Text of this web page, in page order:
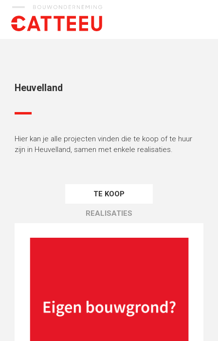
Heuvelland
Hier kan je alle projecten vinden die te koop of te huur
zijn in Heuvelland, samen met enkele realisaties.
TE KOOP
REALISATIES